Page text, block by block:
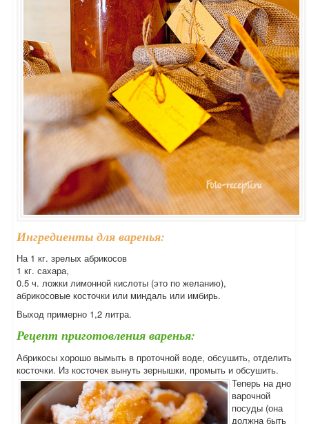
Ингредиенты для варенья:
На 1 кг. зрелых абрикосов
1 кг. сахара,
0.5 ч. ложки лимонной кислоты (это по желанию),
абрикосовые косточки или миндаль или имбирь.
Выход примерно 1,2 литра.
Рецепт приготовления варенья:
Абрикосы хорошо вымыть в проточной воде, обсушить, отделить
косточки. Из косточек вынуть зернышки, промыть и обсушить.
Теперь на дно
варочной
посуды (она
должна быть